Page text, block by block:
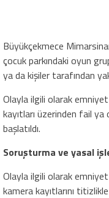
Büyükçekmece
çocuk parkındaki oyun
ya da kişiler tarafından
Olayla ilgili olarak
kayıtları üzerinden fail
başlatıldı.
Soruşturma ve yasal
Olayla ilgili olarak
kamera kayıtlarını